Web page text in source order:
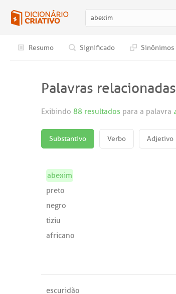
Resumo Significado Sinônimos
Palavras
Exibindo 88 resultados para a palavra
Substantivo Verbo Adjetivo
abexim
preto
negro
tiziu
africano
escuridão